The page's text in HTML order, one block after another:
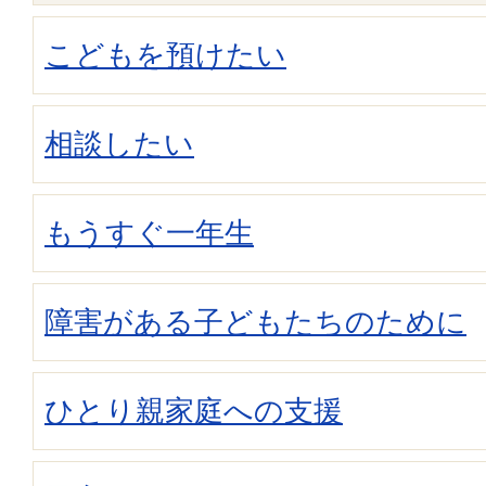
こどもを預けたい
相談したい
もうすぐ一年生
障害がある子どもたちのために
ひとり親家庭への支援